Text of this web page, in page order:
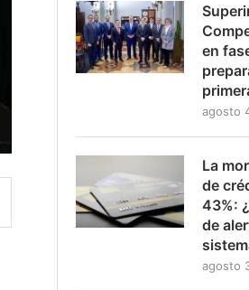
en
agosto
La
de
43%:
de
agosto